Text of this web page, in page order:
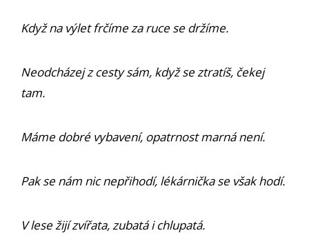
Když na výlet frčíme za ruce se držíme.
Neodcházej z cesty sám, když se ztratíš, čekej
tam.
Máme dobré vybavení, opatrnost marná není.
Pak se nám nic nepřihodí, lékárnička se však hodí.
V lese žijí zvířata, zubatá i chlupatá.